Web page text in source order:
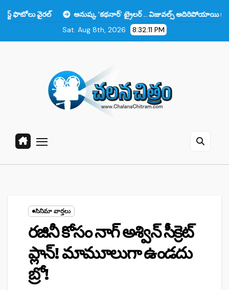
to
అనుష్క ‘కథనార్’ ట్రైలర్ .. విజువల్స్ అదిరిపోయాయి కానీ ఆ ఒక్కటే
Sat. Aug 8th, 2026
8:32:12 PM
సినిమా వార్తలు
రజినీ కోసం నాగ్ అశ్విన్ సీక్రెట్
ప్లాన్! మామూలుగా ఉండదు
బ్రో!